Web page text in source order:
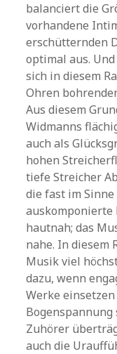
balanciert die
vorhandene
erschütternden
optimal aus.
sich in diesem
Ohren
Aus diesem
Widmanns
auch als
hohen
tiefe Streicher
die fast im
auskomponierte
hautnah; das
nahe. In diesem
Musik viel
dazu, wenn
Werke
Zuhörer
auch die